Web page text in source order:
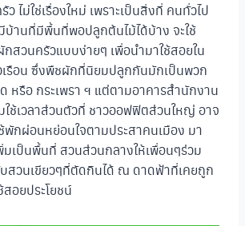
ไม่ใช่เรื่องใหม่ เพราะเป็นสิ่งที่ คนทั่วไป
บ้านที่มีพื้นที่พอปลูกต้นไม้ได้บ้าง จะใช้
สวนครัวแบบง่ายๆ เพื่อนำมาใช้สอยใน
เรือน ซึ่งพืชผักที่นิยมปลูกกันมักเป็นพวก
หรือ กระเพรา ฯ แต่ตามอาคารสำนักงาน
ช้เวลาส่วนตัวที่ ชาวออฟฟิตส่วนใหญ่ อาจ
กผ่อนหย่อนใจตามประสาคนเมือง มา
เป็นพื้นที่ สวนส่วนกลางให้เพื่อนๆร่วม
สวนเขียวๆที่ตัดกินได้ ณ ดาดฟ้าที่เคยถูก
สอยประโยชน์